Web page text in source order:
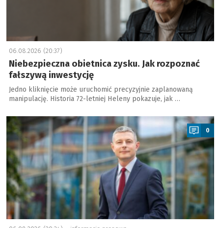
06.08.2026 (20:37)
Niebezpieczna obietnica zysku. Jak rozpoznać
fałszywą inwestycję
Jedno kliknięcie może uruchomić precyzyjnie zaplanowaną
manipulację. Historia 72-letniej Heleny pokazuje, jak …
a
0